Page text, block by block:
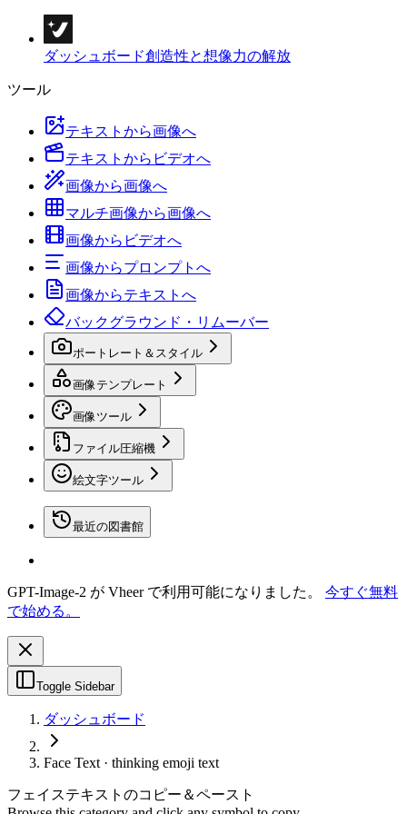
ダッシュボード創造性と想像力の解放
ツール
テキストから画像へ
テキストからビデオへ
画像から画像へ
マルチ画像から画像へ
画像からビデオへ
画像からプロンプトへ
画像からテキストへ
バックグラウンド・リムーバー
ポートレート＆スタイル
画像テンプレート
画像ツール
ファイル圧縮機
絵文字ツール
最近の図書館
GPT-Image-2 が Vheer で利用可能になりました。
今すぐ無料
で始める。
Toggle Sidebar
ダッシュボード
Face Text · thinking emoji text
フェイステキストのコピー＆ペースト